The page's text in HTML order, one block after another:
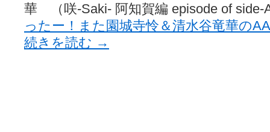
華 （咲-Saki- 阿知賀編 episode of side-
ったー！また園城寺怜＆清水谷竜華の
続きを読む →